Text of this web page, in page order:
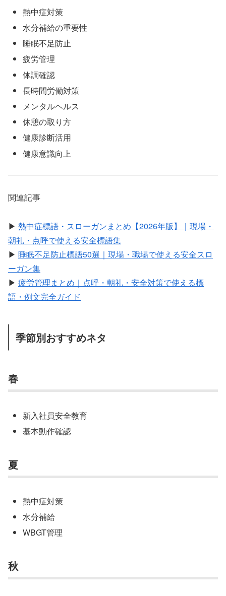
熱中症対策
水分補給の重要性
睡眠不足防止
疲労管理
体調確認
長時間労働対策
メンタルヘルス
休憩の取り方
健康診断活用
健康意識向上
関連記事
▶ 熱中症標語・スローガンまとめ【2026年版】｜現場・
朝礼・点呼で使える安全標語集
▶ 睡眠不足防止標語50選｜現場・職場で使える安全スロ
ーガン集
▶ 疲労管理まとめ｜点呼・朝礼・安全対策で使える標
語・例文完全ガイド
季節別おすすめネタ
春
新入社員安全教育
基本動作確認
夏
熱中症対策
水分補給
WBGT管理
秋